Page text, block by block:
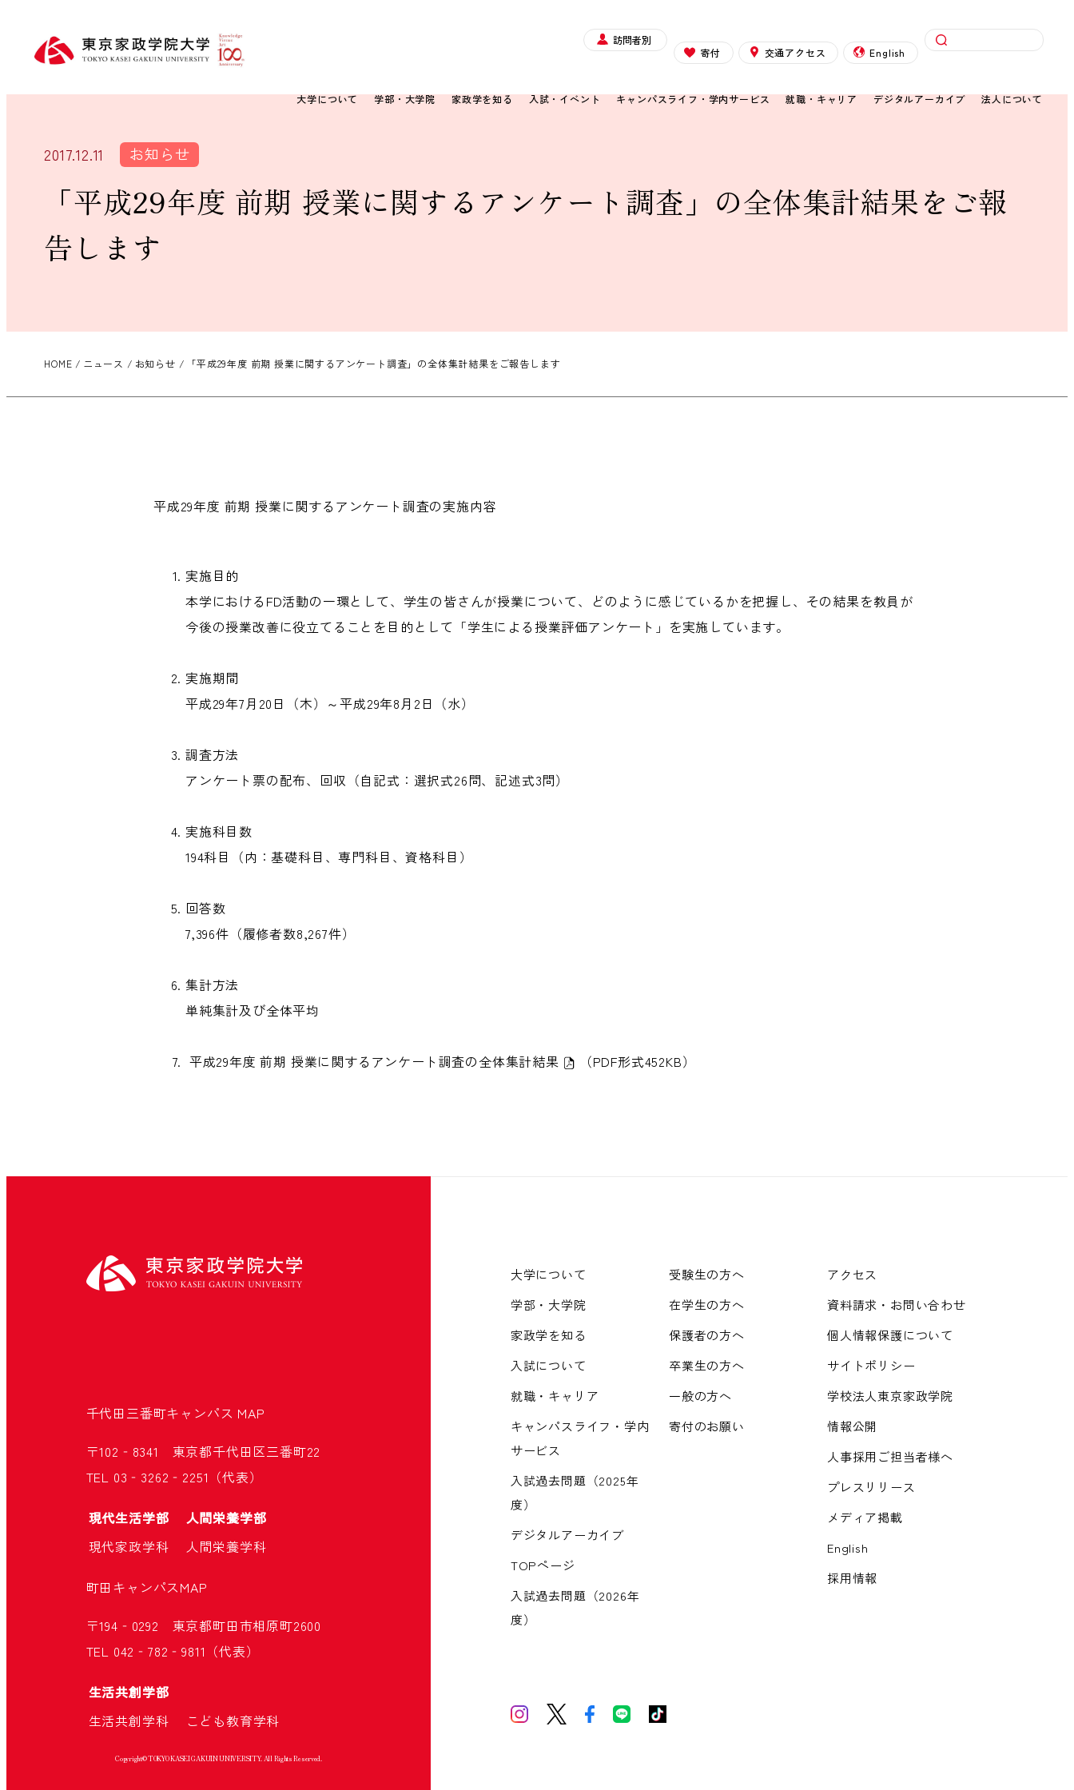
訪問者別
寄付
交通アクセス English 検索
大学について 学部・大学院 家政学を知る 入試・イベント キャンパスライフ・学内サービス 就職・キャリア デジタルアーカイブ 法人について
2017.12.11 お知らせ
「平成29年度 前期 授業に関するアンケート調査」の全体集計結果をご報
告します
HOME ニュース お知らせ 「平成29年度 前期 授業に関するアンケート調査」の全体集計結果をご報告します
平成29年度 前期 授業に関するアンケート調査の実施内容
実施目的
本学におけるFD活動の一環として、学生の皆さんが授業について、どのように感じているかを把握し、その結果を教員が
今後の授業改善に役立てることを目的として「学生による授業評価アンケート」を実施しています。
実施期間
平成29年7月20日（木）～平成29年8月2日（水）
調査方法
アンケート票の配布、回収（自記式：選択式26問、記述式3問）
実施科目数
194科目（内：基礎科目、専門科目、資格科目）
回答数
7,396件（履修者数8,267件）
集計方法
単純集計及び全体平均
平成29年度 前期 授業に関するアンケート調査の全体集計結果 （PDF形式452KB）
千代田三番町キャンパス MAP
〒102‐8341 東京都千代田区三番町22
TEL 03‐3262‐2251（代表）
現代生活学部
人間栄養学部
現代家政学科
人間栄養学科
町田キャンパスMAP
〒194‐0292 東京都町田市相原町2600
TEL 042‐782‐9811（代表）
生活共創学部
生活共創学科
こども教育学科
Copyright© TOKYO KASEI GAKUIN UNIVERSITY. All Rights Reserved.
大学について
学部・大学院
家政学を知る
入試について
就職・キャリア
キャンパスライフ・学内
サービス
入試過去問題（2025年
度）
デジタルアーカイブ
TOPページ
入試過去問題（2026年
度）
受験生の方へ
在学生の方へ
保護者の方へ
卒業生の方へ
一般の方へ
寄付のお願い
アクセス
資料請求・お問い合わせ
個人情報保護について
サイトポリシー
学校法人東京家政学院
情報公開
人事採用ご担当者様へ
プレスリリース
メディア掲載
English
採用情報